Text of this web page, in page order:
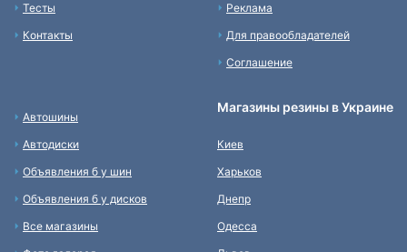
Тесты
Контакты
Реклама
Для правообладателей
Соглашение
Автошины
Автодиски
Объявления б у шин
Объявления б у дисков
Все магазины
Магазины резины в Украине
Киев
Харьков
Днепр
Одесса